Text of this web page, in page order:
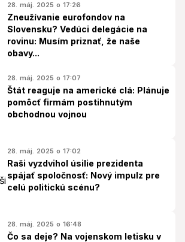
28. máj. 2025 o 17:26
Zneužívanie eurofondov na
Slovensku? Vedúci delegácie na
rovinu: Musím priznať, že naše
obavy...
28. máj. 2025 o 17:07
Štát reaguje na americké clá: Plánuje
pomôcť firmám postihnutým
obchodnou vojnou
28. máj. 2025 o 17:02
Raši vyzdvihol úsilie prezidenta
spájať spoločnosť: Nový impulz pre
celú politickú scénu?
28. máj. 2025 o 16:48
Čo sa deje? Na vojenskom letisku v